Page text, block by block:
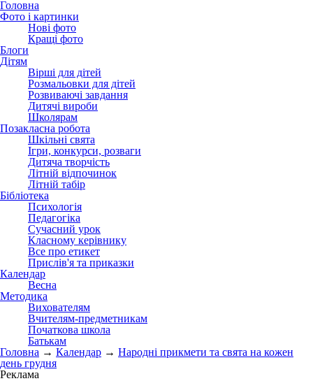
Головна
Фото і картинки
Нові фото
Кращі фото
Блоги
Дітям
Вірші для дітей
Розмальовки для дітей
Розвиваючі завдання
Дитячі вироби
Школярам
Позакласна робота
Шкільні свята
Ігри, конкурси, розваги
Дитяча творчість
Літній відпочинок
Літній табір
Бібліотека
Психологія
Педагогіка
Сучасний урок
Класному керівнику
Все про етикет
Прислів'я та приказки
Календар
Весна
Методика
Вихователям
Вчителям-предметникам
Початкова школа
Батькам
Головна → Календар → Народні прикмети та свята на кожен
день грудня
Реклама